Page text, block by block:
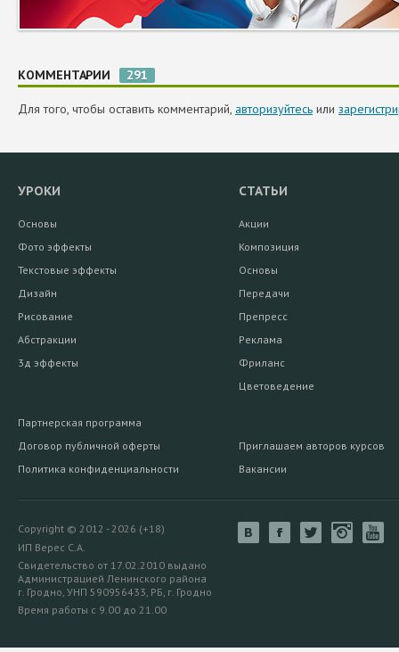
КОММЕНТАРИИ 291
Для того, чтобы оставить комментарий, авторизуйтесь или
УРОКИ
Основы
Фото эффекты
Текстовые эффекты
Дизайн
Рисование
Абстракции
3д эффекты
СТАТЬИ
Акции
Композиция
Основы
Передачи
Препресс
Реклама
Фриланс
Цветоведение
Партнерская программа
Договор публичной оферты
Политика конфиденциальности
Приглашаем авторов курсов
Вакансии
Copyright © 2012 - 2026 (+18)
ИП Верес С.А.
Свидетельство от 17.02.2010 выдано
Администрацией Ленинского района
г. Гродно, УНП 590956433, РБ, г. Гродно
Время работы с 9.00 до 21.00